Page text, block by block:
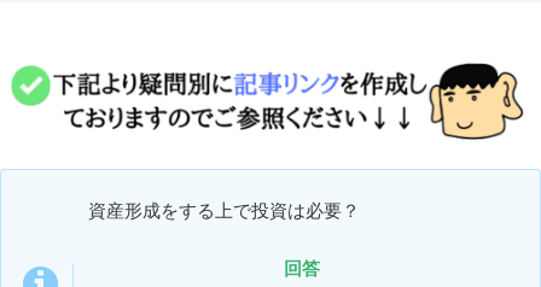
資産形成をする上で投資は必要？
回答